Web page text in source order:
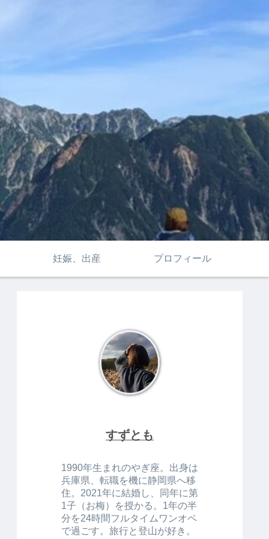
妊娠、出産 プロフィール
すずとも
1990年生まれのやぎ座。出身は
兵庫県、転職を機に静岡県へ移
住。2021年に結婚し、同年に第
1子（お梅）を授かる。1年の半
分を24時間フルタイムワンオペ
で過ごす。旅行と登山が好き。